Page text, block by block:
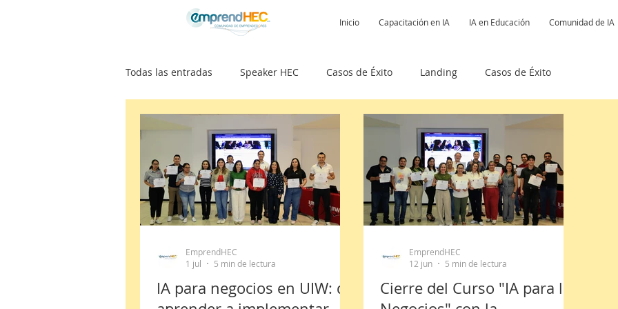
Inicio Capacitación en IA IA en Educación Comunidad de IA
Todas las entradas Speaker HEC Casos de Éxito Landing Casos de Éxito
Noticias Artículos Proyectos Libros Podcast Posibilisatas
Podcast POSIBILISTAS Comunidad IA
IA para negocios en UIW: de
EmprendHEC
1 jul
5 min de lectura
Cierre del Curso "IA para los
EmprendHEC
12 jun
5 min de lectura